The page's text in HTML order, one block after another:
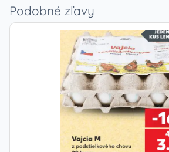
Podobné zľavy